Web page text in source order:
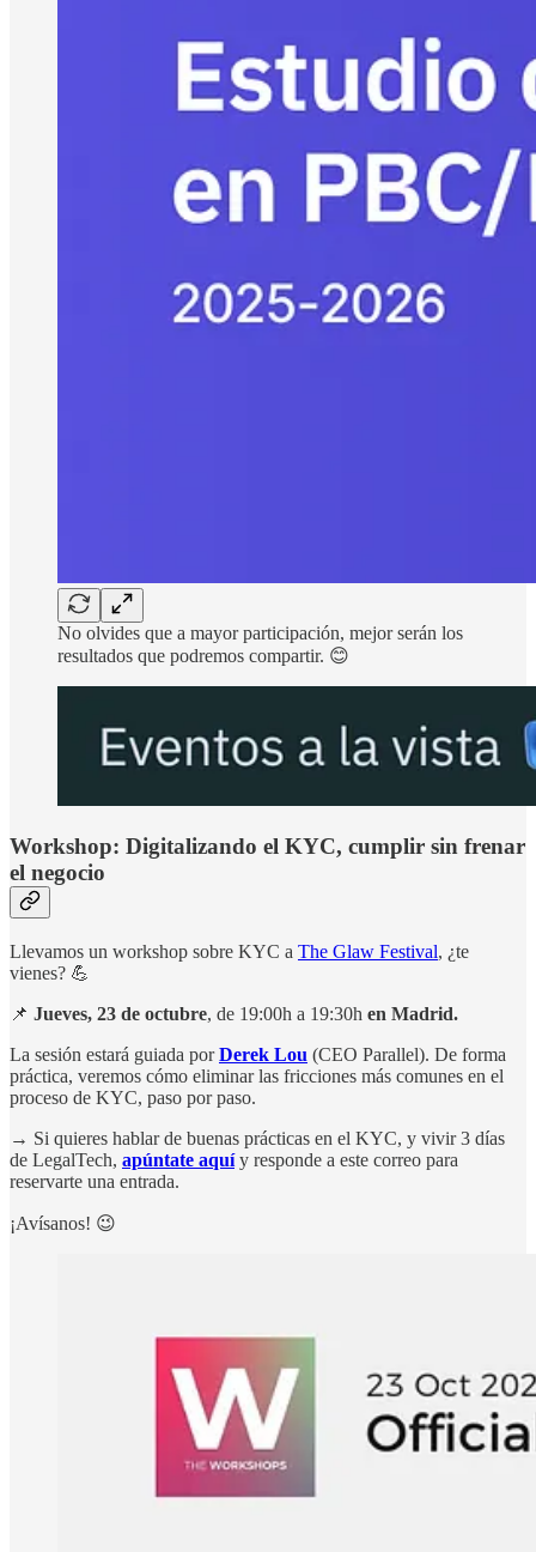
No olvides que a mayor participación, mejor serán los
resultados que podremos compartir. 😊
Workshop: Digitalizando el KYC, cumplir sin frenar
el negocio
Llevamos un workshop sobre KYC a The Glaw Festival, ¿te
vienes? 💪
📌 Jueves, 23 de octubre, de 19:00h a 19:30h en Madrid.
La sesión estará guiada porDerek Lou (CEO Parallel). De forma
práctica, veremos cómo eliminar las fricciones más comunes en el
proceso de KYC, paso por paso.
→ Si quieres hablar de buenas prácticas en el KYC, y vivir 3 días
de LegalTech, apúntate aquíy responde a este correo para
reservarte una entrada.
¡Avísanos! 😉